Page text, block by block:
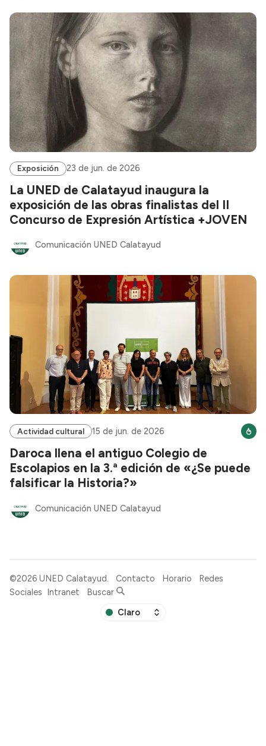
Exposición 23 de jun. de 2026
La UNED de Calatayud inaugura la
exposición de las obras finalistas del II
Concurso de Expresión Artística +JOVEN
Comunicación UNED Calatayud
Actividad cultural 15 de jun. de 2026
Daroca llena el antiguo Colegio de
Escolapios en la 3.ª edición de «¿Se puede
falsificar la Historia?»
Comunicación UNED Calatayud
©2026 UNED Calatayud. Contacto Horario
Redes
Sociales Intranet Buscar